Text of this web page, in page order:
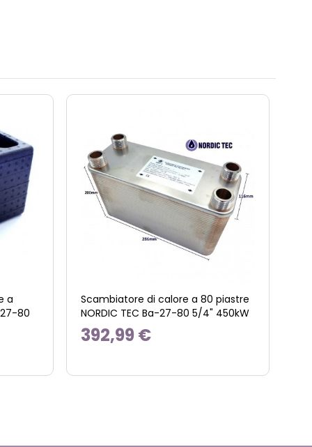
a
80
Scambiatore di calore a 80 piastre
NORDIC TEC Ba-27-80 5/4" 450kW
392,99 €